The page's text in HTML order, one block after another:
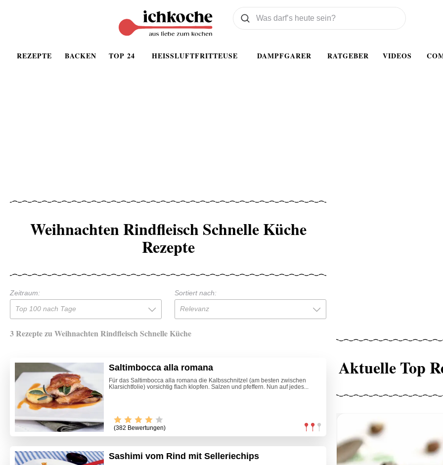
REZEPTE BACKEN TOP 24 HEISSLUFTFRITTEUSE DAMPFGARER RATGEBER VIDEOS
Was wollen Sie suchen
Suchen
Weihnachten Rindfleisch Schnelle Küche
Rezepte
Zeitraum:
Top 100 nach Tage
Sortiert nach:
Relevanz
3 Rezepte zu Weihnachten Rindfleisch Schnelle Küche
Saltimbocca alla romana
Für das Saltimbocca alla romana die Kalbsschnitzel (am besten zwischen
Klarsichtfolie) vorsichtig flach klopfen. Salzen und pfeffern. Nun auf jedes...
(382 Bewertungen)
Sashimi vom Rind mit Selleriechips
Aktuelle Top